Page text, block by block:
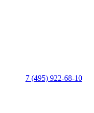
7 (495) 922-68-10